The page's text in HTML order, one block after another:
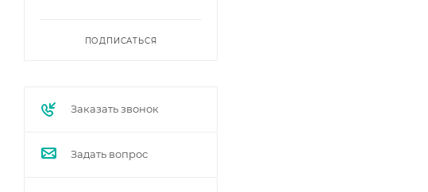
ПОДПИСАТЬСЯ
Заказать звонок
Задать вопрос